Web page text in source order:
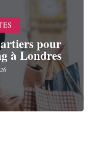
pour
à Londres